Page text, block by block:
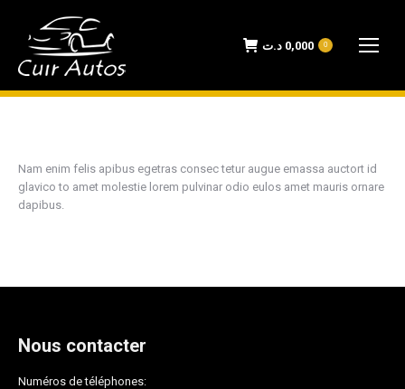
0,000 د.ت 0
Nam enim felis apibus egetras consec tetur augue emassa auctort id
glavico to amet molestie lorem pulvinar odio eulos amet mauris ornare
dapibus.
Nous contacter
Numéros de téléphones: